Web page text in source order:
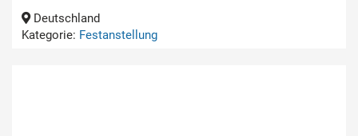
Deutschland
Kategorie: Festanstellung